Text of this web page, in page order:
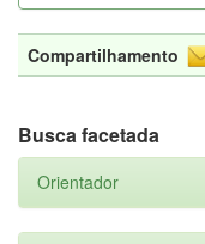
Compartilhamento
Busca facetada
Orientador